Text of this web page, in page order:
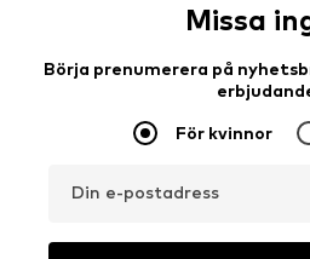
Missa
Börja prenumerera på
För kvinnor
Din e-postadress